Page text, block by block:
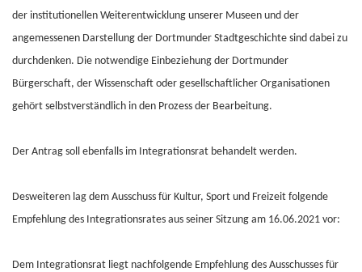
der institutionellen Weiterentwicklung unserer Museen und der
angemessenen Darstellung der Dortmunder Stadtgeschichte sind dabei zu
durchdenken. Die notwendige Einbeziehung der Dortmunder
Bürgerschaft, der Wissenschaft oder gesellschaftlicher Organisationen
gehört selbstverständlich in den Prozess der Bearbeitung.
Der Antrag soll ebenfalls im Integrationsrat behandelt werden.
Desweiteren lag dem Ausschuss für Kultur, Sport und Freizeit folgende
Empfehlung des Integrationsrates aus seiner Sitzung am 16.06.2021 vor:
Dem Integrationsrat liegt nachfolgende Empfehlung des Ausschusses für